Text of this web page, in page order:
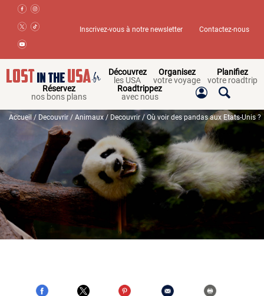
Inscrivez-vous à notre newsletter Contactez-nous
Découvrez
les USA
Organisez
votre voyage
Planifiez
votre roadtrip
Réservez
nos bons plans
Roadtrippez
avec nous
Accueil / Decouvrir / Animaux/ Decouvrir / Où voir des pandas aux Etats-Unis ?